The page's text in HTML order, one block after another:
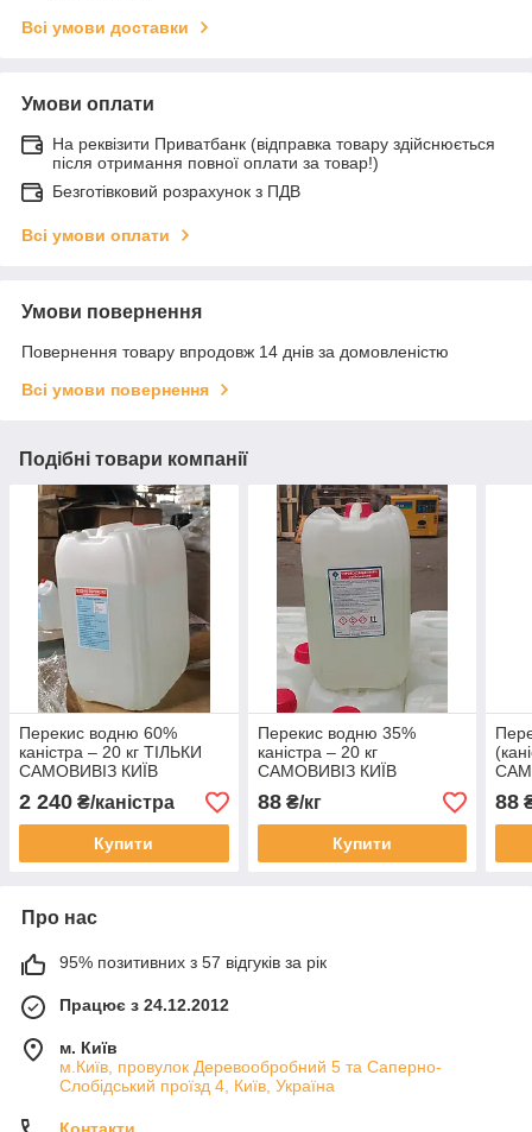
Всі умови доставки
Умови оплати
На реквізити Приватбанк (відправка товару здійснюється
після отримання повної оплати за товар!)
Безготівковий розрахунок з ПДВ
Всі умови оплати
Умови повернення
Повернення товару впродовж 14 днів за домовленістю
Всі умови повернення
Подібні товари компанії
Перекис водню 60%
каністра – 20 кг ТІЛЬКИ
САМОВИВІЗ КИЇВ
2 240 ₴/каністра
Купити
Перекис водню 35%
каністра – 20 кг
САМОВИВІЗ КИЇВ
88₴/кг
Купити
88
Про нас
95% позитивних з 57 відгуків за рік
Працює з 24.12.2012
м. Київ
м.Київ, провулок Деревообробний 5 та Саперно-
Слобідський проїзд 4, Київ, Україна